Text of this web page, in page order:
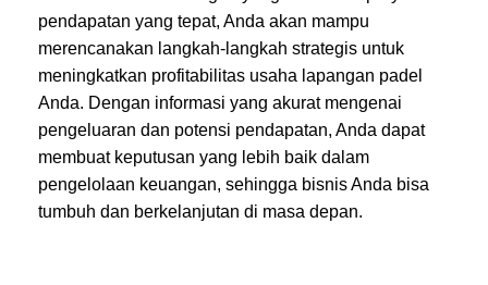
pendapatan yang tepat, Anda akan mampu
merencanakan langkah-langkah strategis untuk
meningkatkan profitabilitas usaha lapangan padel
Anda. Dengan informasi yang akurat mengenai
pengeluaran dan potensi pendapatan, Anda dapat
membuat keputusan yang lebih baik dalam
pengelolaan keuangan, sehingga bisnis Anda bisa
tumbuh dan berkelanjutan di masa depan.